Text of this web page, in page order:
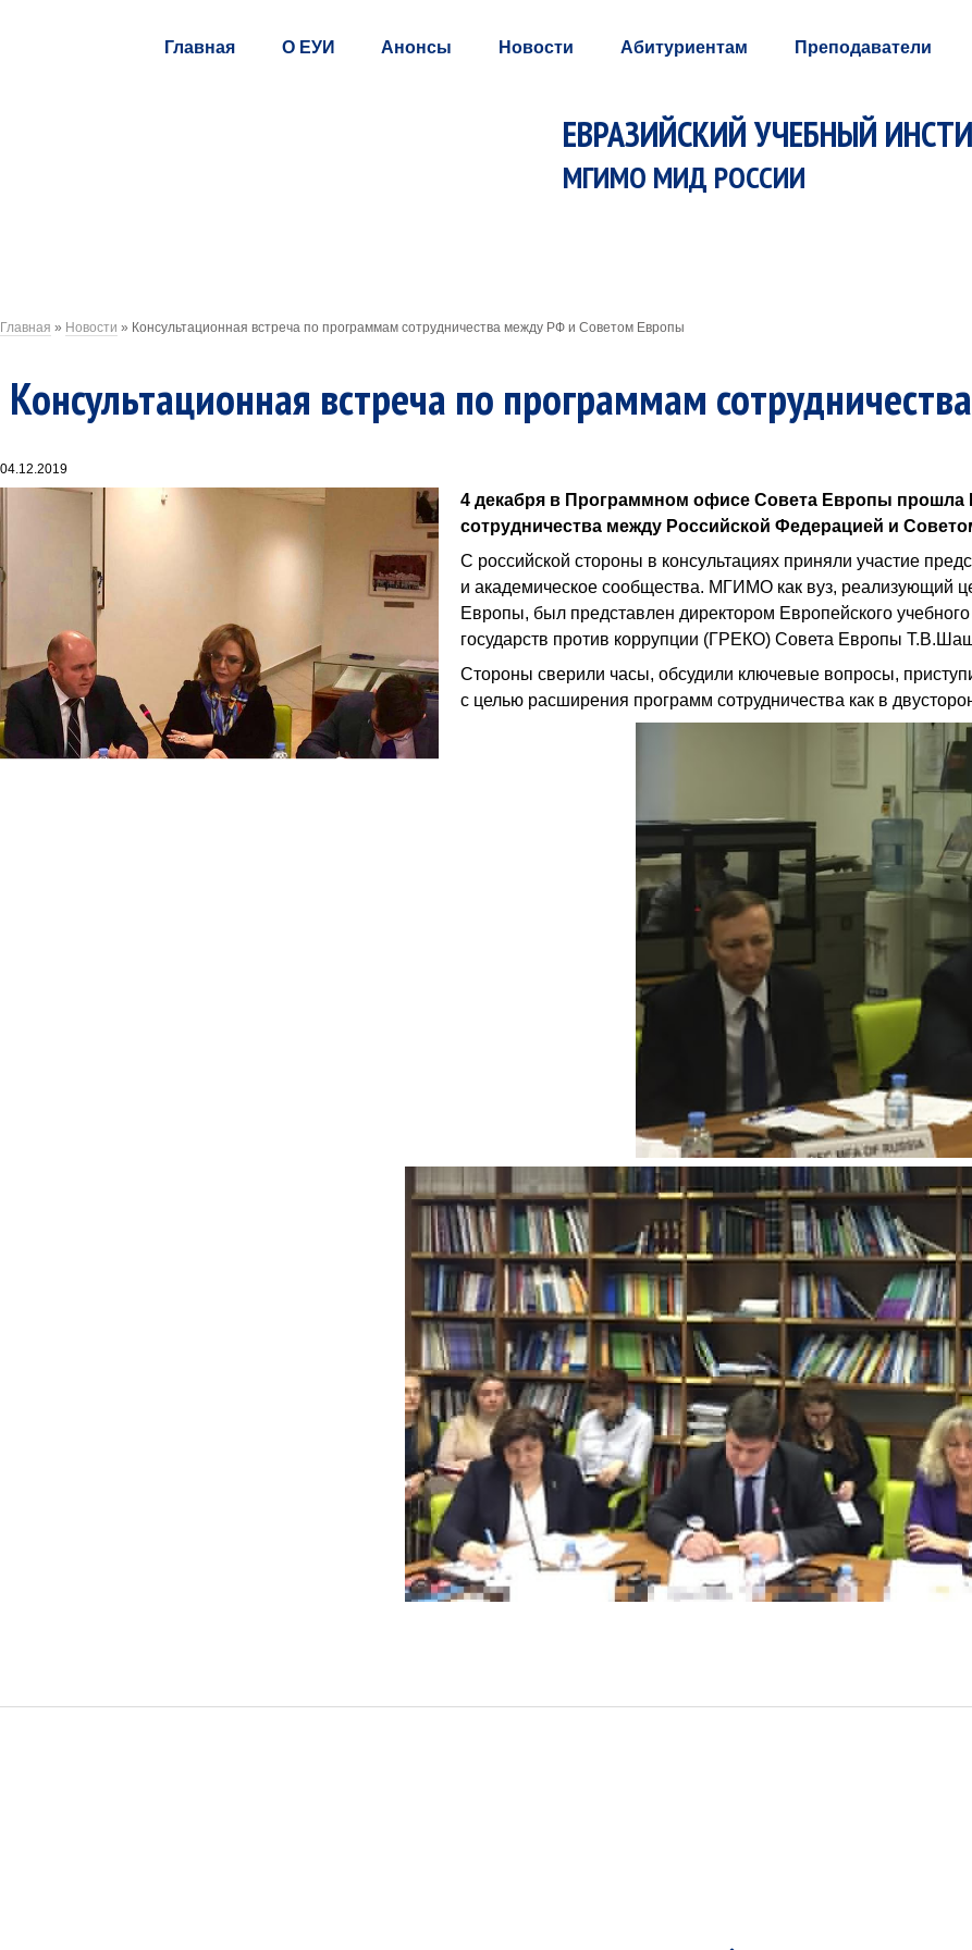
Главная О ЕУИ Анонсы Новости Абитуриентам Преподаватели
ЕВРАЗИЙСКИЙ УЧЕБНЫЙ
МГИМО МИД РОССИИ
Главная » Новости » Консультационная встреча по программам сотрудничества между РФ и Советом Европы
Консультационная встреча по программам
04.12.2019
4 декабря в Программном офисе Совета Европы прошла
сотрудничества между Российской Федерацией и
С российской стороны в консультациях приняли участие
и академическое сообщества. МГИМО как вуз, реализующий
Европы, был представлен директором Европейского
государств против коррупции (ГРЕКО) Совета Европы
Стороны сверили часы, обсудили ключевые вопросы,
с целью расширения программ сотрудничества как в